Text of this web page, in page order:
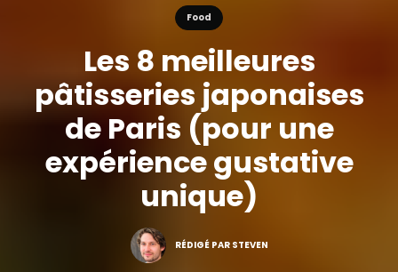
Food
Les 8 meilleures
pâtisseries japonaises
de Paris (pour une
expérience gustative
unique)
RÉDIGÉ PAR STEVEN